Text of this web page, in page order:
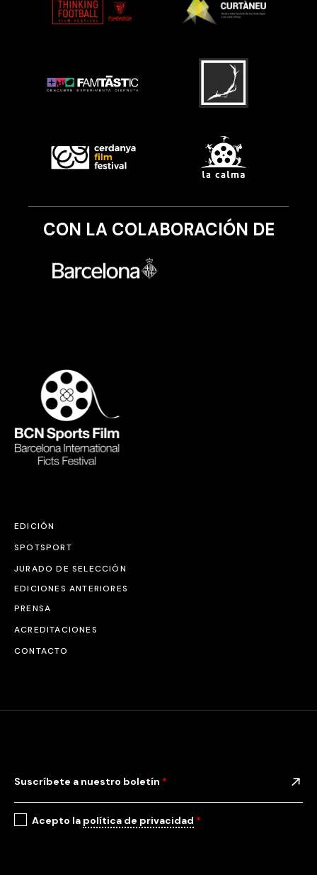
CON LA COLABORACIÓN DE
EDICIÓN
SPOTSPORT
JURADO DE SELECCIÓN
EDICIONES ANTERIORES
PRENSA
ACREDITACIONES
CONTACTO
Suscríbete a nuestro boletín *
Acepto la política de privacidad *